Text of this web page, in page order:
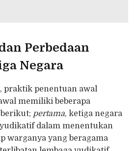
Perbedaan
Negara
praktik penentuan awal
memiliki beberapa
berikut; pertama, ketiga negara
dalam menentukan
warganya yang beragama